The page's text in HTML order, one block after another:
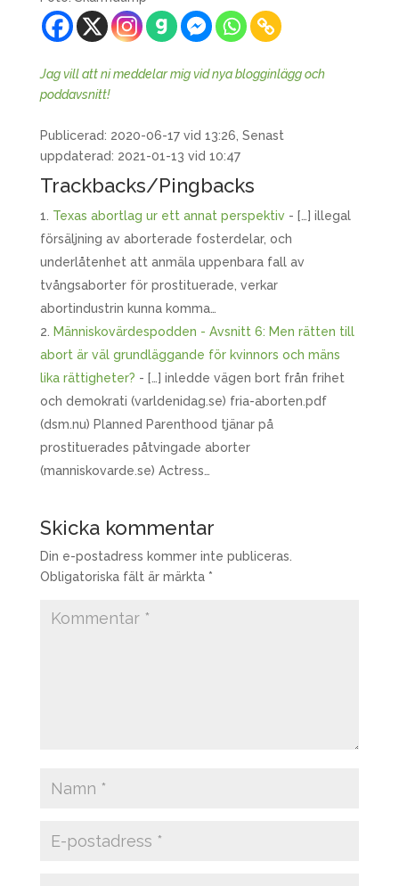
Jag vill att ni meddelar mig vid nya blogginlägg och
poddavsnitt!
Publicerad: 2020-06-17 vid 13:26, Senast
uppdaterad: 2021-01-13 vid 10:47
Trackbacks/Pingbacks
Texas abortlag ur ett annat perspektiv- […] illegal
försäljning av aborterade fosterdelar, och
underlåtenhet att anmäla uppenbara fall av
tvångsaborter för prostituerade, verkar
abortindustrin kunna komma…
Människovärdespodden - Avsnitt 6: Men rätten till
abort är väl grundläggande för kvinnors och mäns
lika rättigheter? - […] inledde vägen bort från frihet
och demokrati (varldenidag.se) fria-aborten.pdf
(dsm.nu) Planned Parenthood tjänar på
prostituerades påtvingade aborter
(manniskovarde.se) Actress…
Skicka kommentar
Din e-postadress kommer inte publiceras.
Obligatoriska fält är märkta *